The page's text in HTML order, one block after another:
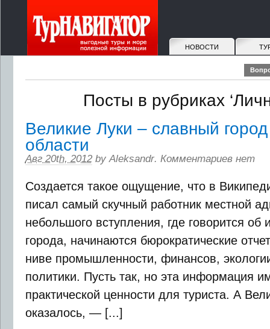
НОВОСТИ
Посты в рубриках
Великие Луки – славный
области
Авг 20th, 2012 byAleksandr. Комментариев нет
Создается такое ощущение, что в
писал самый скучный работник местной
небольшого вступления, где говорится об
города, начинаются бюрократические
ниве промышленности, финансов,
политики. Пусть так, но эта информация
практической ценности для туриста. А
оказалось, — [...]